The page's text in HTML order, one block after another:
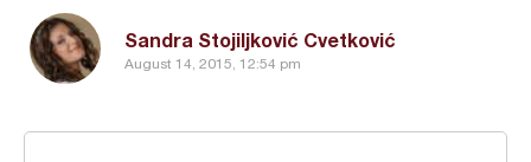
Sandra Stojiljković Cvetković
August 14, 2015, 12:54 pm